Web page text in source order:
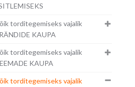
torditegemiseks vajalik
KAUPA
torditegemiseks vajalik
KAUPA
torditegemiseks vajalik